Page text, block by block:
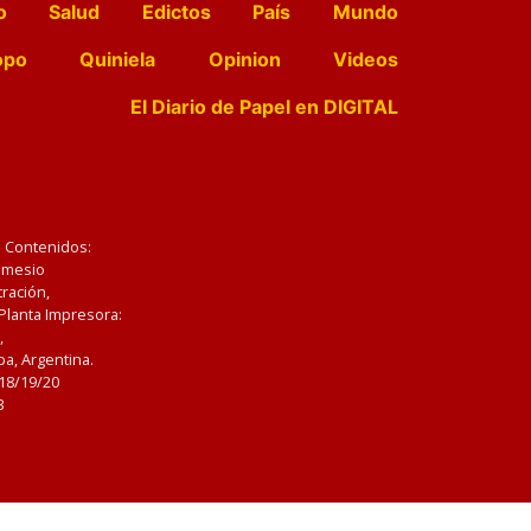
Salud Edictos País
Mundo
Quiniela Opinion
Videos
El Diario de Papel en DIGITAL
Impresora:
Argentina.
19/20